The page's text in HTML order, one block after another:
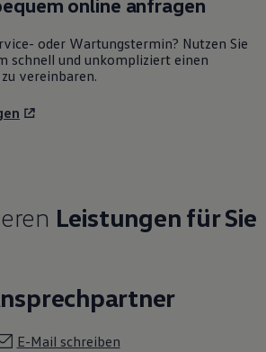
online anfragen
oder Wartungstermin? Nutzen Sie
schnell und unkompliziert einen
vereinbaren.
Leistungen für Sie
E-Mail schreiben